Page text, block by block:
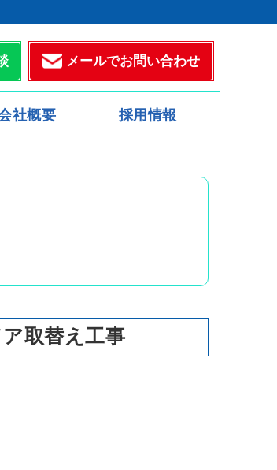
メールでお問い合わせ
社概要 採用情報
取替え工事